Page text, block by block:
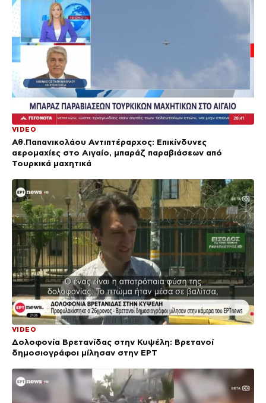
VIDEO
Αθ.Παπανικολάου Αντιπτέραρχος: Επικίνδυνες
αερομαχίες στο Αιγαίο, μπαράζ παραβιάσεων από
Τουρκικά μαχητικά
VIDEO
Δολοφονία Βρετανίδας στην Κυψέλη: Bρετανοί
δημοσιογράφοι μίλησαν στην ΕΡΤ